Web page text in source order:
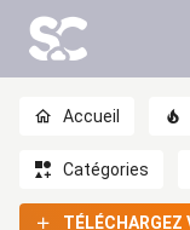
Accueil
Catégories
TÉLÉCHARGEZ